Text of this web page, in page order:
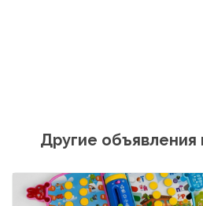
Другие объявления